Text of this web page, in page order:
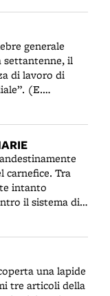
“che
In settembre
si parli che il
“le
previsto l'uso
dello
generale
settantenne, il
di lavoro di
(E.
di una villa
colle di San
La
Renani, è
e a metà
industriale. Il
affacciato sul
dotato
artificiale con
disegno del
simbolico
Aleksandr
carnefice. Tra
intanto
il sistema di
della
morte della
Storia, la nascita,
Bologna (21
una lapide
tre articoli della